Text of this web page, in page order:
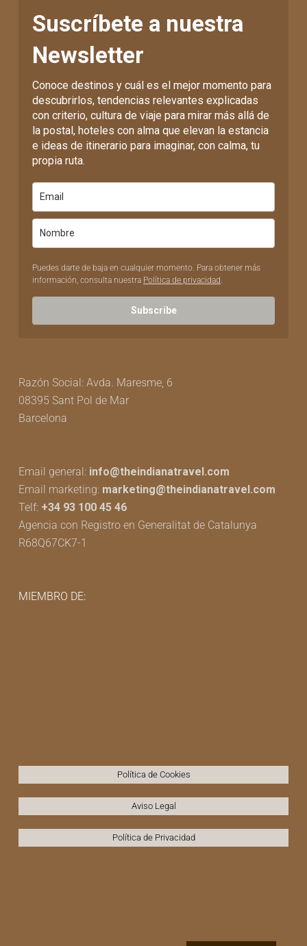
Suscríbete a nuestra
Newsletter
Conoce destinos y cuál es el mejor momento para
descubrirlos, tendencias relevantes explicadas
con criterio, cultura de viaje para mirar más allá de
la postal, hoteles con alma que elevan la estancia
e ideas de itinerario para imaginar, con calma, tu
propia ruta.
Puedes darte de baja en cualquier momento. Para obtener más
información, consulta nuestra Política de privacidad
Subscribe
Razón Social: Avda. Maresme, 6
08395 Sant Pol de Mar
Barcelona
Email general: info@theindianatravel.com
Email marketing: marketing@theindianatravel.com
Telf: +34 93 100 45 46
Agencia con Registro en Generalitat de Catalunya
R68Q67CK7-1
MIEMBRO DE:
Política de Cookies
Aviso Legal
Política de Privacidad